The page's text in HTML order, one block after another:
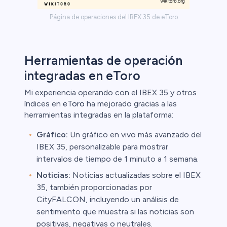
Página de operaciones del IBEX 35 de eToro
Herramientas de operación
integradas en eToro
Mi experiencia operando con el IBEX 35 y otros
índices en eToro ha mejorado gracias a las
herramientas integradas en la plataforma:
Gráfico: Un gráfico en vivo más avanzado del
IBEX 35, personalizable para mostrar
intervalos de tiempo de 1 minuto a 1 semana.
Noticias: Noticias actualizadas sobre el IBEX
35, también proporcionadas por
CityFALCON, incluyendo un análisis de
sentimiento que muestra si las noticias son
positivas, negativas o neutrales.